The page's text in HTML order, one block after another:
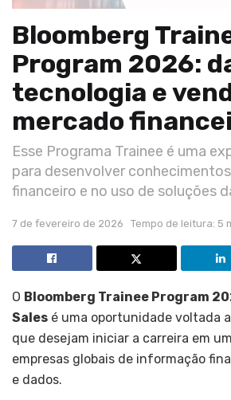
Bloomberg
Program 2026:
tecnologia e
mercado
Esse Programa Trainee é uma
para desenvolver
financeiro e no uso de soluções
7 de fevereiro de 2026 Tempo de leitura: 5
O Bloomberg Trainee Program
Sales é uma oportunidade voltada
que desejam iniciar a carreira em
empresas globais de informação
e dados.